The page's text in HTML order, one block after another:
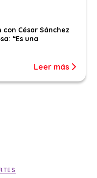
César Sánchez
“Es una
Leer más